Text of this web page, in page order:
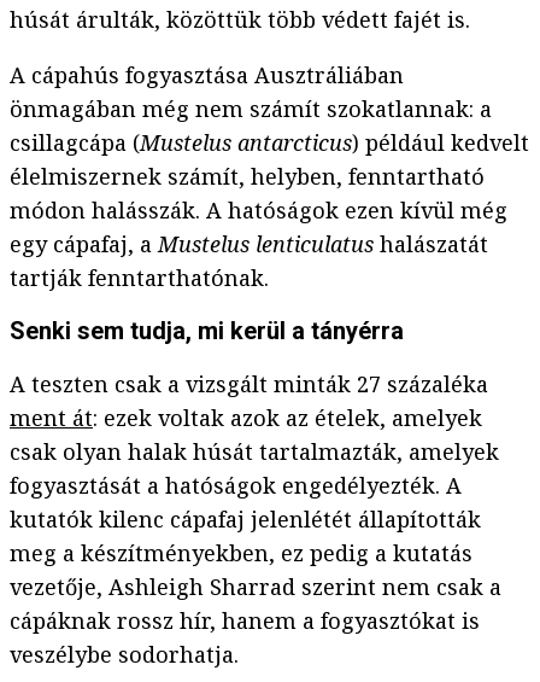
húsát árulták, közöttük több védett fajét is.
A cápahús fogyasztása Ausztráliában
önmagában még nem számít szokatlannak: a
csillagcápa (Mustelus antarcticus) például kedvelt
élelmiszernek számít, helyben, fenntartható
módon halásszák. A hatóságok ezen kívül még
egy cápafaj, aMustelus lenticulatus halászatát
tartják fenntarthatónak.
Senki sem tudja, mi kerül a tányérra
A teszten csak a vizsgált minták 27 százaléka
ment át: ezek voltak azok az ételek, amelyek
csak olyan halak húsát tartalmazták, amelyek
fogyasztását a hatóságok engedélyezték. A
kutatók kilenc cápafaj jelenlétét állapították
meg a készítményekben, ez pedig a kutatás
vezetője, Ashleigh Sharrad szerint nem csak a
cápáknak rossz hír, hanem a fogyasztókat is
veszélybe sodorhatja.